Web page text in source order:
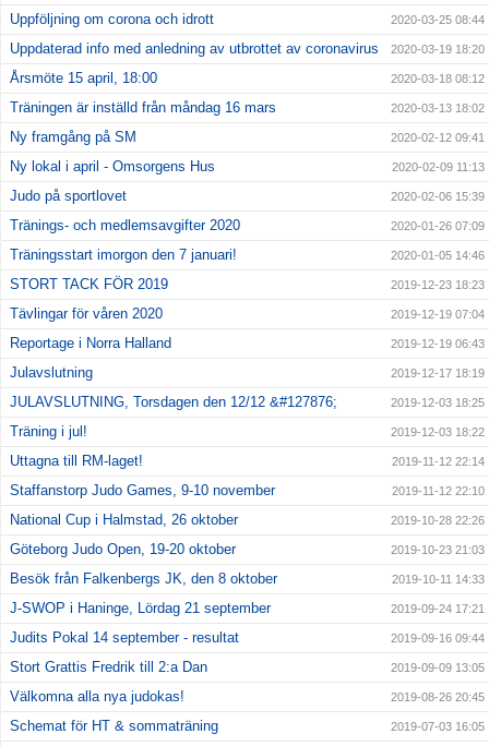
Uppföljning om corona och idrott 2020-03-25 08:44
Uppdaterad info med anledning av utbrottet av coronavirus 2020-03-19 18:20
Årsmöte 15 april, 18:00 2020-03-18 08:12
Träningen är inställd från måndag 16 mars 2020-03-13 18:02
Ny framgång på SM 2020-02-12 09:41
Ny lokal i april - Omsorgens Hus 2020-02-09 11:13
Judo på sportlovet 2020-02-06 15:39
Tränings- och medlemsavgifter 2020 2020-01-26 07:09
Träningsstart imorgon den 7 januari! 2020-01-05 14:46
STORT TACK FÖR 2019 2019-12-23 18:23
Tävlingar för våren 2020 2019-12-19 07:04
Reportage i Norra Halland 2019-12-19 06:43
Julavslutning 2019-12-17 18:19
JULAVSLUTNING, Torsdagen den 12/12 &#127876; 2019-12-03 18:25
Träning i jul! 2019-12-03 18:22
Uttagna till RM-laget! 2019-11-12 22:14
Staffanstorp Judo Games, 9-10 november 2019-11-12 22:10
National Cup i Halmstad, 26 oktober 2019-10-28 22:26
Göteborg Judo Open, 19-20 oktober 2019-10-23 21:03
Besök från Falkenbergs JK, den 8 oktober 2019-10-11 14:33
J-SWOP i Haninge, Lördag 21 september 2019-09-24 17:21
Judits Pokal 14 september - resultat 2019-09-16 09:44
Stort Grattis Fredrik till 2:a Dan 2019-09-09 13:05
Välkomna alla nya judokas! 2019-08-26 20:45
Schemat för HT & sommaträning 2019-07-03 16:05